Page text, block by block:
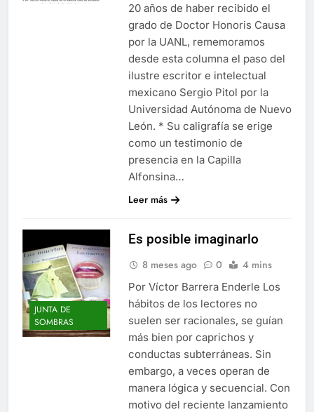
20 años de haber recibido el
grado de Doctor Honoris Causa
por la UANL, rememoramos
desde esta columna el paso del
ilustre escritor e intelectual
mexicano Sergio Pitol por la
Universidad Autónoma de Nuevo
León. * Su caligrafía se erige
como un testimonio de
presencia en la Capilla
Alfonsina…
Leer más
JUNTA DE
SOMBRAS
Es posible imaginarlo
8 meses ago 0 4 mins
Por Víctor Barrera Enderle Los
hábitos de los lectores no
suelen ser racionales, se guían
más bien por caprichos y
conductas subterráneas. Sin
embargo, a veces operan de
manera lógica y secuencial. Con
motivo del reciente lanzamiento